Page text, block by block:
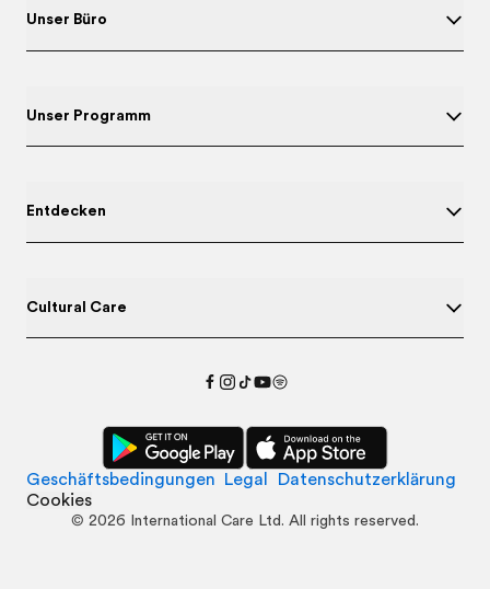
Unser Büro
Unser Programm
Entdecken
Cultural Care
Geschäftsbedingungen Legal
Datenschutzerklärung
Cookies
© 2026 International Care Ltd. All rights reserved.